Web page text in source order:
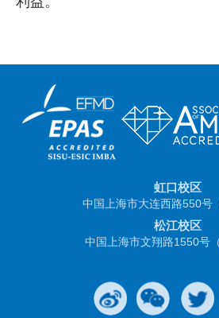
虹口校区
中国上海市大连西路550号
松江校区
中国上海市文翔路1550号